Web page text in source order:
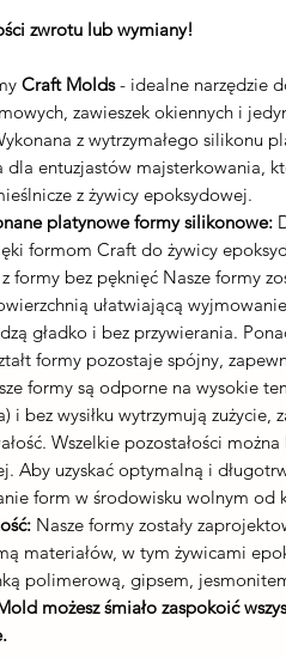
zwrotu lub wymiany!
Craft Molds- idealne narzędzie
zawieszek okiennych i
z wytrzymałego silikonu
dla entuzjastów majsterkowania,
z żywicy epoksydowej.
platynowe formy silikonowe:
formom Craft do żywicy
formy bez pęknięć Nasze formy
ułatwiającą
gładko i bez przywierania.
formy pozostaje spójny,
formy są odporne na wysokie
i bez wysiłku wytrzymują zużycie,
Wszelkie pozostałości
Aby uzyskać optymalną i
form w środowisku wolnym od
Nasze formy zostały
materiałów, w tym żywicami
polimerową, gipsem,
możesz śmiało zaspokoić